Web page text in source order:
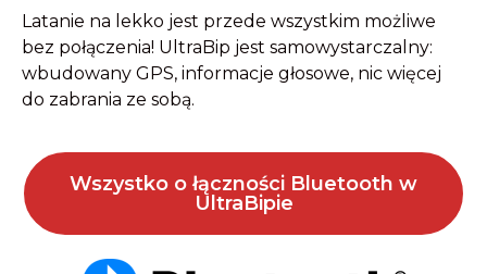
Latanie na lekko jest przede wszystkim możliwe
bez połączenia! UltraBip jest samowystarczalny:
wbudowany GPS, informacje głosowe, nic więcej
do zabrania ze sobą.
Wszystko o łączności Bluetooth w
UltraBipie